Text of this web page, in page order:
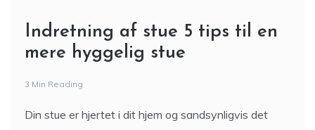
Indretning af stue 5 tips til en
mere hyggelig stue
3 Min Reading
Din stue er hjertet i dit hjem og sandsynligvis det